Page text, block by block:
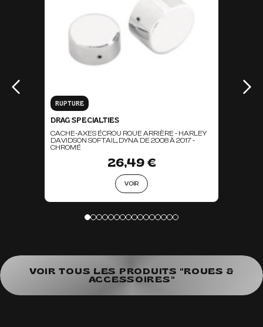
RUPTURE
DRAG SPECIALTIES
CACHE-AXES ÉCROU ROUE ARRIÈRE - HARLEY
DAVIDSON SOFTAIL, DYNA DE 2008 À 2017 -
CHROMÉ
26,49 €
VOIR
VOIR TOUS LES PRODUITS "ROUES &
ACCESSOIRES"